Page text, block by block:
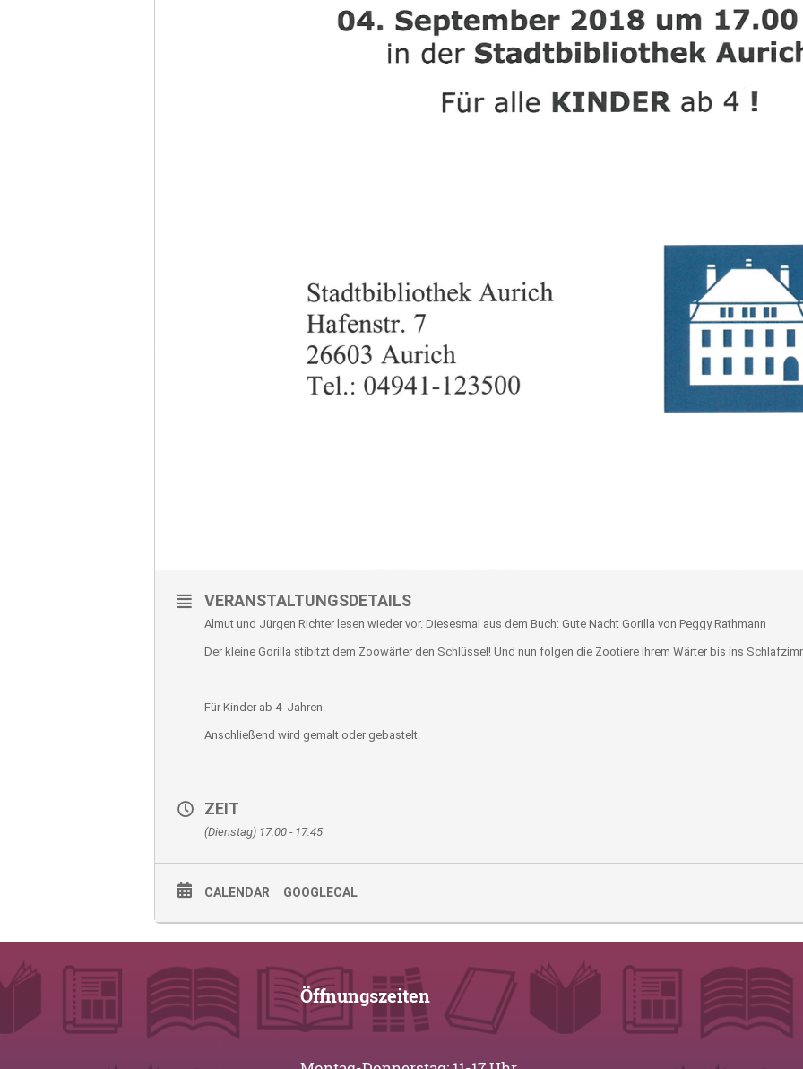
VERANSTALTUNGSDETAILS
Almut und Jürgen Richter lesen wieder vor. Diesesmal aus dem Buch: Gute Nacht Gorilla von Peggy Rathmann
Der kleine Gorilla stibitzt dem Zoowärter den Schlüssel! Und nun folgen die Zootiere Ihrem Wärter bis ins
Für Kinder ab 4 Jahren.
Anschließend wird gemalt oder gebastelt.
ZEIT
(Dienstag) 17:00 - 17:45
CALENDAR GOOGLECAL
Öffnungszeiten